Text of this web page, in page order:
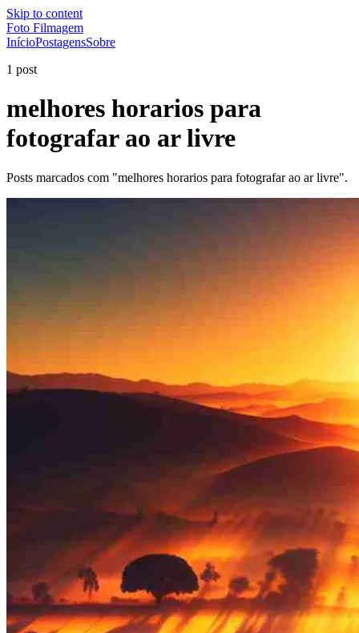
Skip to content
Foto Filmagem
InícioPostagensSobre
1 post
melhores horarios para
fotografar ao ar livre
Posts marcados com "melhores horarios para fotografar ao ar livre".